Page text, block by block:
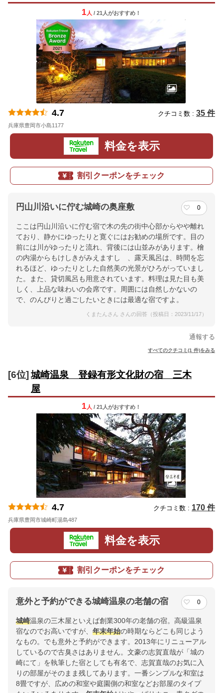
1 人 / 21人がおすすめ！
4.7 クチコミ数 : 35 件
兵庫県豊岡市小島1177
料金を表示
割引クーポンをチェック
円山川沿いに佇む城崎の奥座敷 0
ここは円山川沿いに佇む宿で木の先の街中心部からやや離れ
ており、静かにゆったりと寛ぐにはお勧めの場所です。目の
前には川がゆったりと流れ、背後には山並みがあります。檜
の内湯からもけしきがみえますし 、露天風呂は、時間を忘
れるほど、ゆったりとした自然美の光景がひろがっていまし
た。また、貸切風呂も用意されています。料理は見た目も美
しく、上品な味わいの会席です。周囲には自然しかないの
で、のんびりと過ごしたいときには最適な宿ですよ。
くまたんさん さんの回答（投稿日：2023/11/17）
通報する
すべてのクチコミ(1 件)をみる
[6位] 城崎温泉 登録有形文化財の宿 三木
屋
1 人 / 21人がおすすめ！
4.7 クチコミ数 : 170 件
兵庫県豊岡市城崎町湯島487
料金を表示
割引クーポンをチェック
意外と予約ができる城崎温泉の老舗の宿 0
城崎温泉の三木屋といえば創業300年の老舗の宿。高級温泉
宿なのでお高いですが、 年末年始の時期ならどこも同じよう
なもの。でも意外と予約ができます。2013年にリニューアル
しているので古臭さはありません。文豪の志賀直哉が「城の
崎にて」を執筆した宿としても有名で、志賀直哉のお気に入
りの部屋がそのまま残してあります。一番シンプルな和室は
8畳ですが、広めの和室や庭園側の和室などお部屋のタイプ